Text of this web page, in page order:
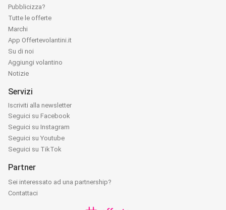
Pubblicizza?
Tutte le offerte
Marchi
App Offertevolantini.it
Su di noi
Aggiungi volantino
Notizie
Servizi
Iscriviti alla newsletter
Seguici su Facebook
Seguici su Instagram
Seguici su Youtube
Seguici su TikTok
Partner
Sei interessato ad una partnership?
Contattaci